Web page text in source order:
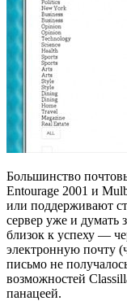
Большинство
Entourage 2001 и
или поддерживают
сервер уже и думать
близок к успеху —
электронную почту
письмо не
возможностей
панацеей.